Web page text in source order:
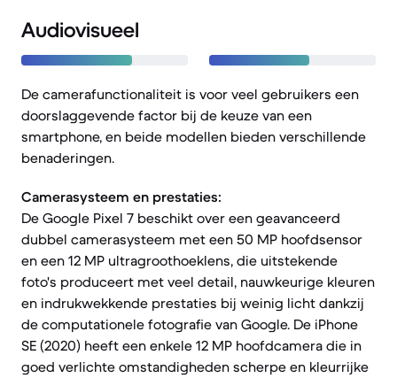
Audiovisueel
De camerafunctionaliteit is voor veel gebruikers een
doorslaggevende factor bij de keuze van een
smartphone, en beide modellen bieden verschillende
benaderingen.
Camerasysteem en prestaties:
De Google Pixel 7 beschikt over een geavanceerd
dubbel camerasysteem met een 50 MP hoofdsensor
en een 12 MP ultragroothoeklens, die uitstekende
foto's produceert met veel detail, nauwkeurige kleuren
en indrukwekkende prestaties bij weinig licht dankzij
de computationele fotografie van Google. De iPhone
SE (2020) heeft een enkele 12 MP hoofdcamera die in
goed verlichte omstandigheden scherpe en kleurrijke